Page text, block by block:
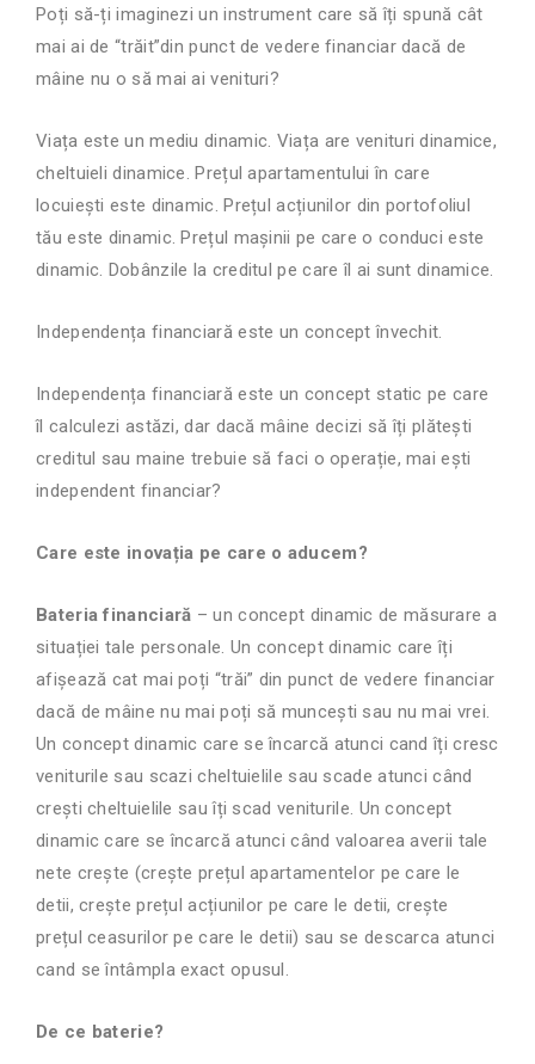
Poți să-ți imaginezi un instrument care să îți spună cât
mai ai de “trăit”din punct de vedere financiar dacă de
mâine nu o să mai ai venituri?
Viața este un mediu dinamic. Viața are venituri dinamice,
cheltuieli dinamice. Prețul apartamentului în care
locuiești este dinamic. Prețul acțiunilor din portofoliul
tău este dinamic. Prețul mașinii pe care o conduci este
dinamic. Dobânzile la creditul pe care îl ai sunt dinamice.
Independența financiară este un concept învechit.
Independența financiară este un concept static pe care
îl calculezi astăzi, dar dacă mâine decizi să îți plătești
creditul sau maine trebuie să faci o operație, mai ești
independent financiar?
Care este inovația pe care o aducem?
Bateria financiară – un concept dinamic de măsurare a
situației tale personale. Un concept dinamic care îți
afișează cat mai poți “trăi” din punct de vedere financiar
dacă de mâine nu mai poți să muncești sau nu mai vrei.
Un concept dinamic care se încarcă atunci cand îți cresc
veniturile sau scazi cheltuielile sau scade atunci când
crești cheltuielile sau îți scad veniturile. Un concept
dinamic care se încarcă atunci când valoarea averii tale
nete crește (crește prețul apartamentelor pe care le
detii, crește prețul acțiunilor pe care le detii, crește
prețul ceasurilor pe care le detii) sau se descarca atunci
cand se întâmpla exact opusul.
De ce baterie?